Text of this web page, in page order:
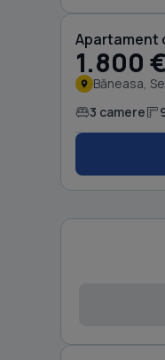
Apartament
1.800 €
Băneasa,
3 camere